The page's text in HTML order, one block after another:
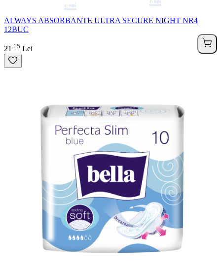
ALWAYS ABSORBANTE ULTRA SECURE NIGHT NR4
12BUC
21 15 Lei